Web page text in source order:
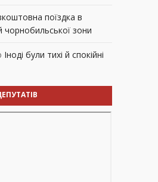
поїздка в
чорнобильської зони
Іноді були тихі й спокійні